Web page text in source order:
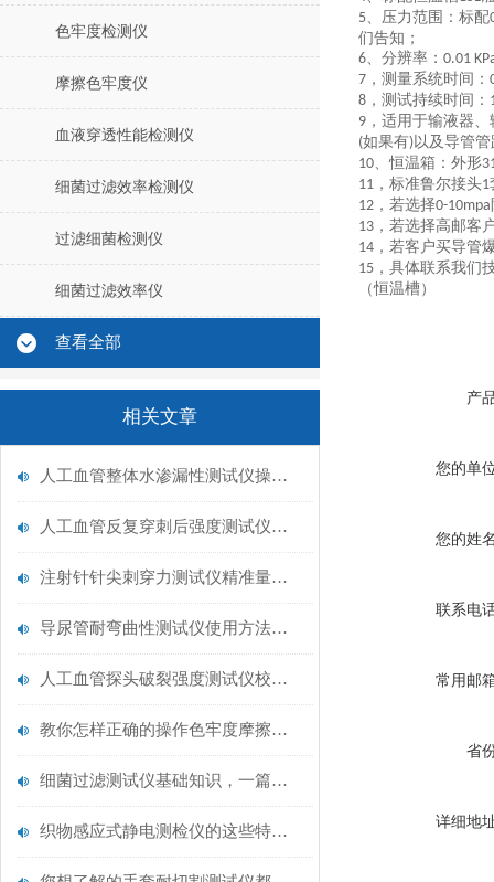
色牢度检测仪
摩擦色牢度仪
血液穿透性能检测仪
细菌过滤效率检测仪
过滤细菌检测仪
细菌过滤效率仪
查看全部
相关文章
人工血管整体水渗漏性测试仪操作中最容易出错的步骤
人工血管反复穿刺后强度测试仪是什么？透析患者的“生命管“质量靠它把关！
注射针针尖刺穿力测试仪精准量化针尖锋利度，构筑临床安全防线
导尿管耐弯曲性测试仪使用方法与操作规范
人工血管探头破裂强度测试仪校准规范：精准赋能医疗安全的技术基准
教你怎样正确的操作色牢度摩擦测试机
细菌过滤测试仪基础知识，一篇搞定
织物感应式静电测检仪的这些特点很少有人都知道
5、压力范围： 标配
们告知；
6、 分辨率： 0.01
7 ， 测量系统时间 ：
8 ， 测试持续时间：
9 ， 适用于输液器
(如果有)以及导管
10、恒温箱：外形
11 ，标准鲁尔接头1
12 ，若选择0-10mpa
13 ，若选择高邮客
14 ，若客户买导管
15 ，具体联系我们
（恒温槽）
产
您的单
您的姓
联系电
常用邮
省
详细地